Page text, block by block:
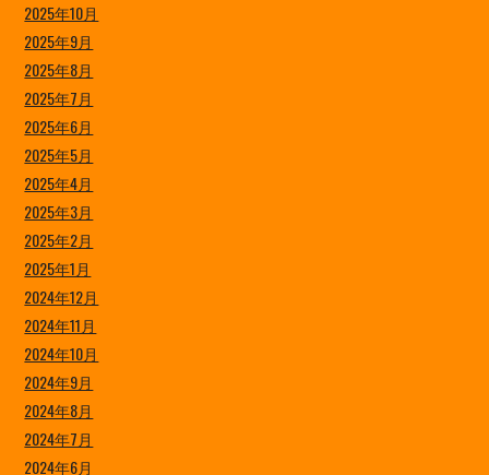
2025年10月
2025年9月
2025年8月
2025年7月
2025年6月
2025年5月
2025年4月
2025年3月
2025年2月
2025年1月
2024年12月
2024年11月
2024年10月
2024年9月
2024年8月
2024年7月
2024年6月